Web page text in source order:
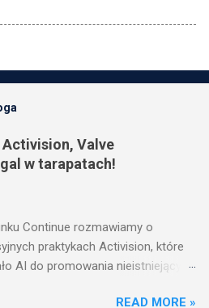
Valve
w tarapatach!
Continue rozmawiamy o
praktykach Activision, które
AI do promowania nieistniejących
reklam na Steamie! A
READ MORE »